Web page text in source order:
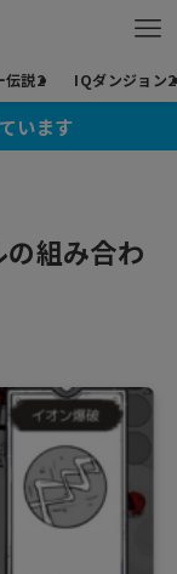
伝説2 IQダンジョン2
います
組み合わ